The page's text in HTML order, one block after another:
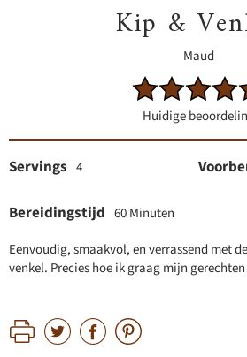
Kip &
Maud
Huidige
Servings 4
Bereidingstijd 60 Minuten
Eenvoudig, smaakvol, en verrassend met
venkel. Precies hoe ik graag mijn gerechten